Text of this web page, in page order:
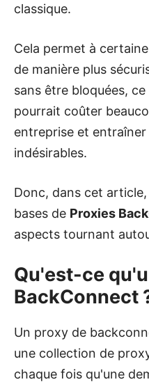
classique.
Cela permet à
de manière plus
sans être bloquées,
pourrait coûter
entreprise et
indésirables.
Donc, dans cet
bases de Proxies
aspects tournant
Qu'est-ce
BackConnect
Un proxy de
une collection de
chaque fois qu'une